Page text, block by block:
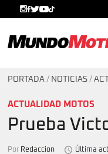
PORTADA / NOTICIAS /
ACTUALIDAD MOTOS
Prueba
Por Redaccion Última